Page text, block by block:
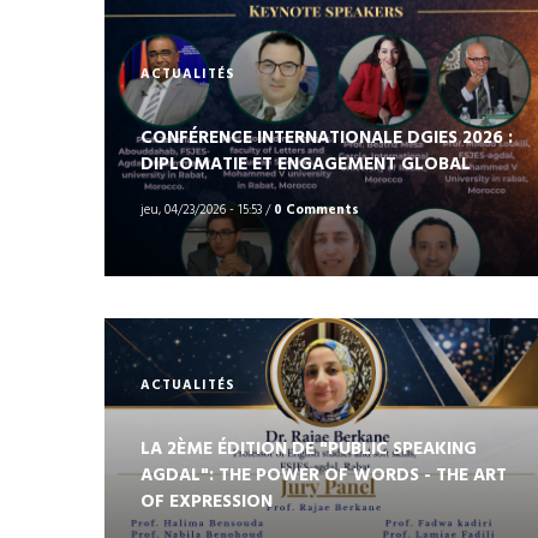
ACTUALITÉS
CONFÉRENCE INTERNATIONALE DGIES 2026 :
DIPLOMATIE ET ENGAGEMENT GLOBAL
jeu, 04/23/2026 - 15:53/0 Comments
ACTUALITÉS
LA 2ÈME ÉDITION DE "PUBLIC SPEAKING
AGDAL": THE POWER OF WORDS - THE ART
OF EXPRESSION